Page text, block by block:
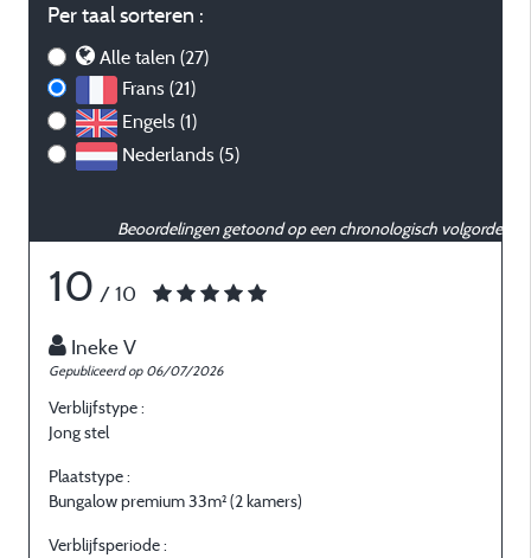
Per taal sorteren :
Alle talen (27)
Frans (21)
Engels (1)
Nederlands (5)
Beoordelingen getoond op een chronologisch volgorde
10 / 10
Ineke V
Gepubliceerd op 06/07/2026
Verblijfstype :
Jong stel
Plaatstype :
Bungalow premium 33m² (2 kamers)
Verblijfsperiode :